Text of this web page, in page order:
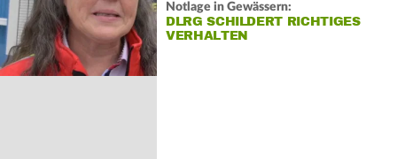
Notlage in Gewässern:
DLRG SCHILDERT RICHTIGES
VERHALTEN